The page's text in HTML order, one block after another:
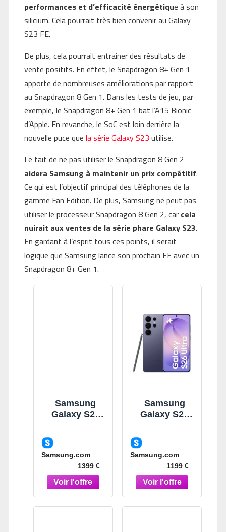
performances et d’efficacité énergétique à son
silicium. Cela pourrait très bien convenir au Galaxy
S23 FE.
De plus, cela pourrait entraîner des résultats de
vente positifs. En effet, le Snapdragon 8+ Gen 1
apporte de nombreuses améliorations par rapport
au Snapdragon 8 Gen 1. Dans les tests de jeu, par
exemple, le Snapdragon 8+ Gen 1 bat l’A15 Bionic
d’Apple. En revanche, le SoC est loin derrière la
nouvelle puce que la série Galaxy S23 utilise.
Le fait de ne pas utiliser le Snapdragon 8 Gen 2
aidera Samsung à maintenir un prix compétitif.
Ce qui est l’objectif principal des téléphones de la
gamme Fan Edition. De plus, Samsung ne peut pas
utiliser le processeur Snapdragon 8 Gen 2, car cela
nuirait aux ventes de la série phare Galaxy S23.
En gardant à l’esprit tous ces points, il serait
logique que Samsung lance son prochain FE avec un
Snapdragon 8+ Gen 1.
Samsung
Galaxy S26
Smartphone
Noir
Samsung.com
1399 €
Samsung
Galaxy S26
Smartphone
IA Violet
Samsung.com
1199 €